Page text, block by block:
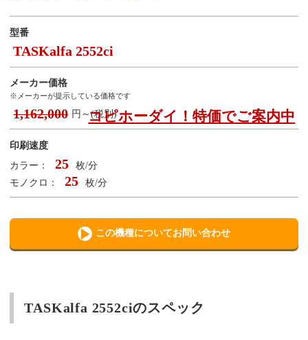
型番
TASKalfa 2552ci
メーカー価格
※メーカーが提示している価格です
1,162,000 円～(税別)
コピホーダイ！特価でご案内中
印刷速度
カラー：
25
枚/分
モノクロ：
25 枚/分
この機種についてお問い合わせ
TASKalfa 2552ciのスペック